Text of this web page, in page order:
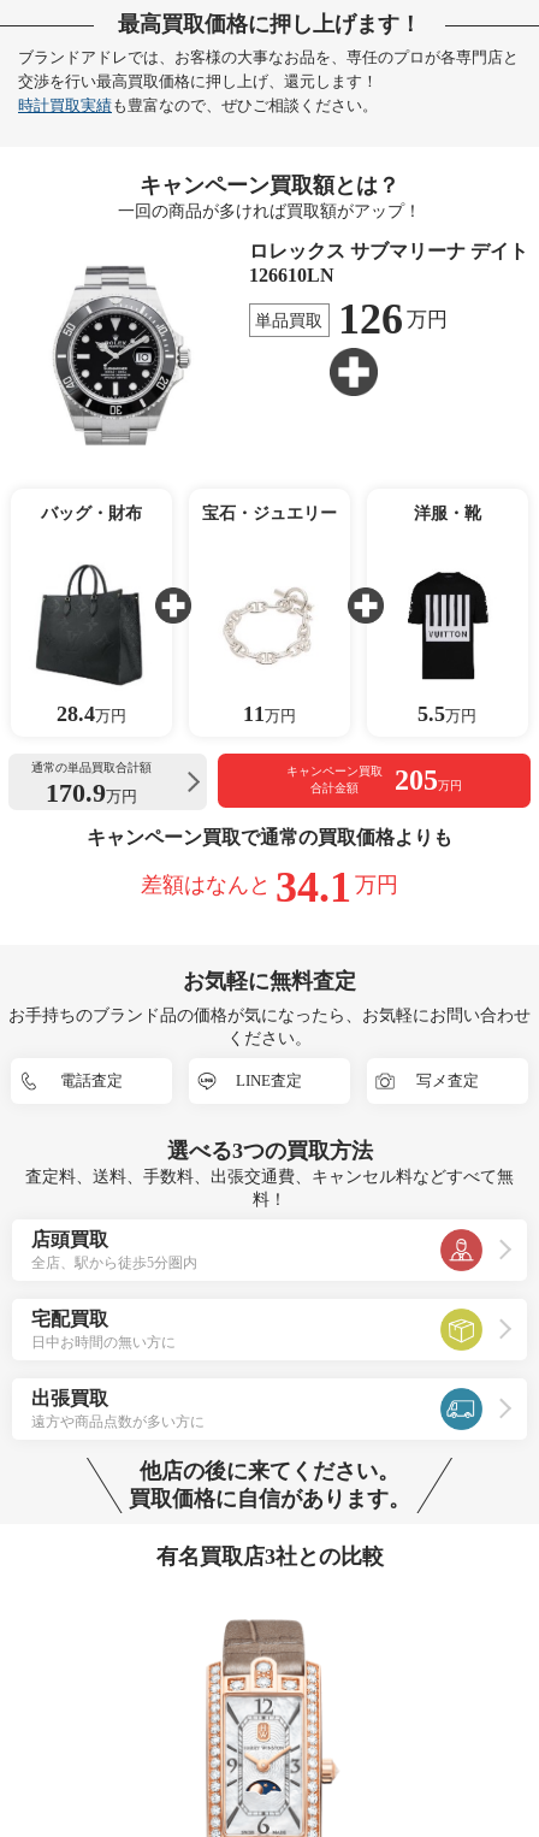
最高買取価格に押し上げます！
ブランドアドレでは、お客様の大事なお品を、専任のプロが各専門店と
交渉を行い最高買取価格に押し上げ、還元します！
時計買取実績も豊富なので、ぜひご相談ください。
キャンペーン買取額とは？
一回の商品が多ければ買取額がアップ！
ロレックス サブマリーナ デイト
126610LN
単品買取 126 万円
バッグ・財布
28.4万円
宝石・ジュエリー
11万円
洋服・靴
5.5万円
通常の単品買取合計額
170.9万円
キャンペーン買取
合計金額
205万円
キャンペーン買取で通常の買取価格よりも
差額はなんと 34.1 万円
お気軽に無料査定
お手持ちのブランド品の価格が気になったら、お気軽にお問い合わせ
ください。
電話査定 LINE査定 写メ査定
選べる3つの買取方法
査定料、送料、手数料、出張交通費、キャンセル料などすべて無
料！
店頭買取
全店、駅から徒歩5分圏内
宅配買取
日中お時間の無い方に
出張買取
遠方や商品点数が多い方に
他店の後に来てください。
買取価格に自信があります。
有名買取店3社との比較